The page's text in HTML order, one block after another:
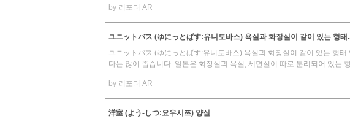
by 리포터 AR
ユニットバス (ゆにっとばす:유니토바스) 욕실과 화장실이 같이 있는 형태
ユニットバス (ゆにっとばす:유니토바스) 욕실과 화장실이 같이 있는 형
다는 많이 좁습니다. 일본은 화장실과 욕실, 세면실이 따로 분리되어 있는
by 리포터 AR
洋室 (よう-しつ:요우시쯔) 양실